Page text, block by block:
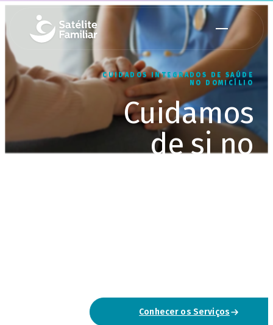
CUIDADOS INTEGRADOS DE SAÚDE
NO DOMICÍLIO
Cuidamos
de si no
Conhecer os Serviços